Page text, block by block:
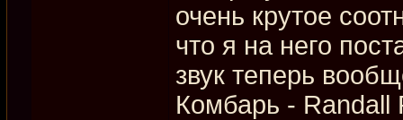
очень крутое
что я на него
звук теперь
Комбарь - Randall